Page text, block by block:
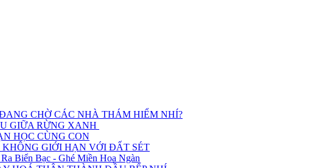
CHỜ CÁC NHÀ THÁM HIỂM NHÍ?
GIỮA RỪNG XANH
HỌC CÙNG CON
KHÔNG GIỚI HẠN VỚI ĐẤT SÉT
Biển Bạc - Ghé Miền Hoa Ngàn